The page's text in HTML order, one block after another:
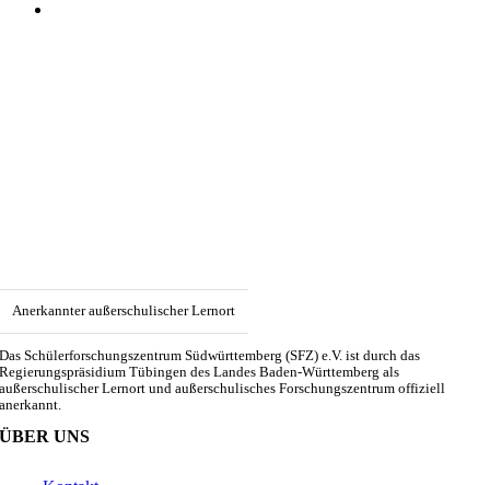
Anerkannter außerschulischer Lernort
Das Schülerforschungszentrum Südwürttemberg (SFZ) e.V. ist durch das
Regierungspräsidium Tübingen des Landes Baden-Württemberg als
außerschulischer Lernort und außerschulisches Forschungszentrum offiziell
anerkannt.
ÜBER UNS